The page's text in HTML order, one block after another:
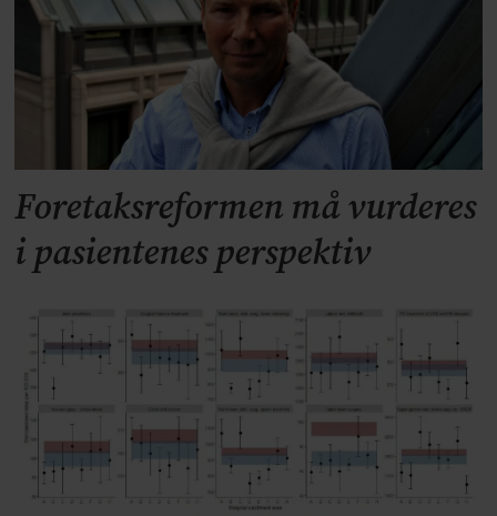
Foretaksreformen må vurderes
i pasientenes perspektiv